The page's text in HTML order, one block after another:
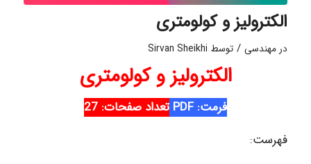
الکترولیز و کولومتری
در مهندسی / توسط Sirvan Sheikhi
الکترولیز و کولومتری
فرمت: PDF
تعداد صفحات: 27
فهرست: